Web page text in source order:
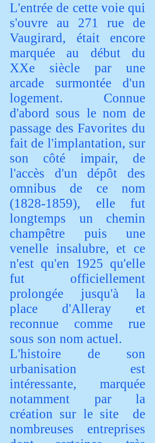
L'entrée de cette voie qui
s'ouvre au 271 rue de
Vaugirard, était encore
marquée au début du
XXe siècle par une
arcade surmontée d'un
logement. Connue
d'abord sous le nom de
passage des Favorites du
fait de l'implantation, sur
son côté impair, de
l'accès d'un dépôt des
omnibus de ce nom
(1828-1859), elle fut
longtemps un chemin
champêtre puis une
venelle insalubre, et ce
n'est qu'en 1925 qu'elle
fut officiellement
prolongée jusqu'à la
place d'Alleray et
reconnue comme rue
sous son nom actuel.
L'histoire de son
urbanisation est
intéressante, marquée
notamment par la
création sur le site de
nombreuses entreprises